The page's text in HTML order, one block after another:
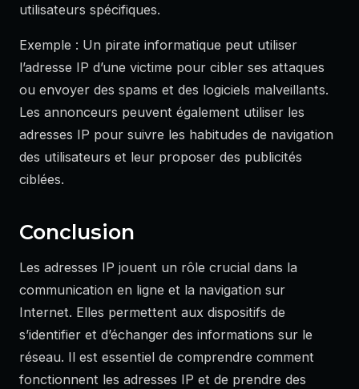
utilisateurs spécifiques.
Exemple : Un pirate informatique peut utiliser
l’adresse IP d’une victime pour cibler ses attaques
ou envoyer des spams et des logiciels malveillants.
Les annonceurs peuvent également utiliser les
adresses IP pour suivre les habitudes de navigation
des utilisateurs et leur proposer des publicités
ciblées.
Conclusion
Les adresses IP jouent un rôle crucial dans la
communication en ligne et la navigation sur
Internet. Elles permettent aux dispositifs de
s’identifier et d’échanger des informations sur le
réseau. Il est essentiel de comprendre comment
fonctionnent les adresses IP et de prendre des